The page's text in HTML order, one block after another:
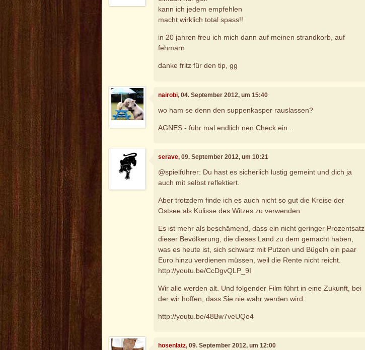
kann ich jedem empfehlen
macht wirklich total spass!!
in 20 jahren freu ich mich dann auf meinen strandkorb, auf
fehmarn
danke fritz für den tip, gg
nairobi, 04. September 2012, um 15:40
wo ham se denn den suppenkasper rauslassen?
AGNES - führ mal endlich nen Check ein...
serave, 09. September 2012, um 10:21
@spielführer: Du hast es sicherlich lustig gemeint und dich ja
auch mit selbst reflektiert.
Aber trotzdem finde ich es auch nicht so gut die Kreise der
Ostsee als Kulisse des Witzes zu verwenden.
Es ist mehr als beschämend, dass ein nicht geringer Prozentsatz
dieser Bevölkerung, die dieses Land zu dem gemacht haben,
was es heute ist, sich schwarz mit Putzen und Bügeln ein paar
Euro hinzu verdienen müssen, weil die Rente nicht reicht.
http://youtu.be/CcDgvQLP_9I
Wir alle werden alt. Und folgender Film führt in eine Zukunft, bei
der wir hoffen, dass Sie nie wahr werden wird:
http://youtu.be/48Bw7veUQo4
hosenlatz, 09. September 2012, um 12:00